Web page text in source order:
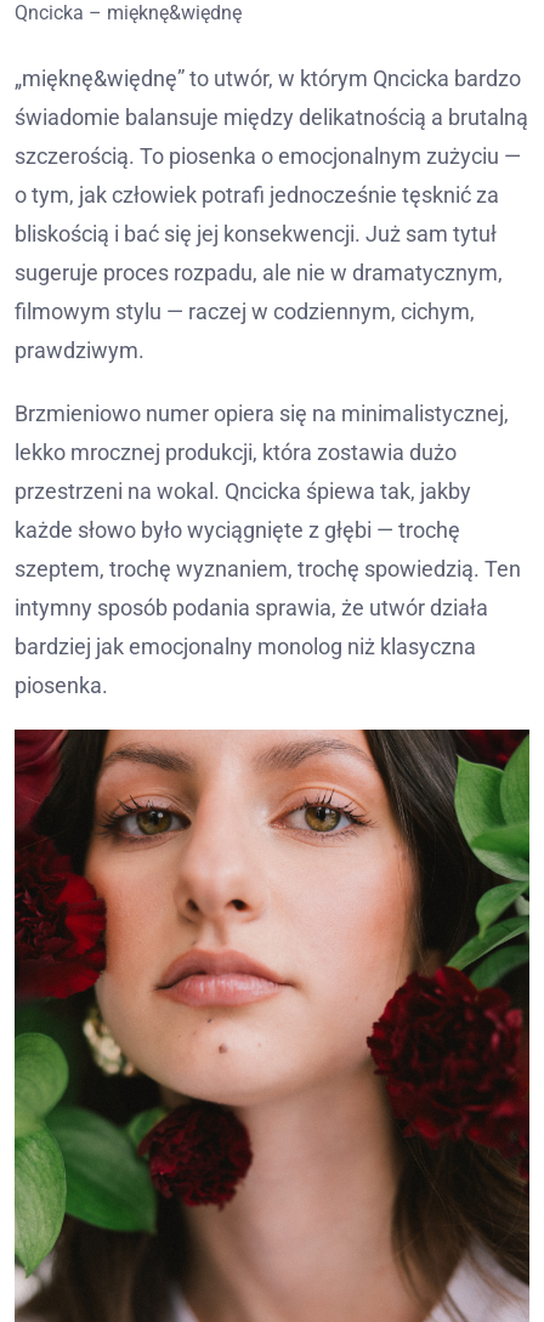
Qncicka – mięknę&więdnę
„mięknę&więdnę” to utwór, w którym Qncicka bardzo
świadomie balansuje między delikatnością a brutalną
szczerością. To piosenka o emocjonalnym zużyciu —
o tym, jak człowiek potrafi jednocześnie tęsknić za
bliskością i bać się jej konsekwencji. Już sam tytuł
sugeruje proces rozpadu, ale nie w dramatycznym,
filmowym stylu — raczej w codziennym, cichym,
prawdziwym.
Brzmieniowo numer opiera się na minimalistycznej,
lekko mrocznej produkcji, która zostawia dużo
przestrzeni na wokal. Qncicka śpiewa tak, jakby
każde słowo było wyciągnięte z głębi — trochę
szeptem, trochę wyznaniem, trochę spowiedzią. Ten
intymny sposób podania sprawia, że utwór działa
bardziej jak emocjonalny monolog niż klasyczna
piosenka.